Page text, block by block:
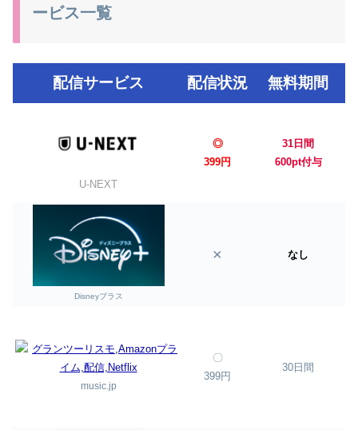
ービス一覧
配信サービス 配信状況 無料期間
U-NEXT
◎
399円
31日間
600pt付与
Disneyプラス
× なし
music.jp
〇
399円
30日間